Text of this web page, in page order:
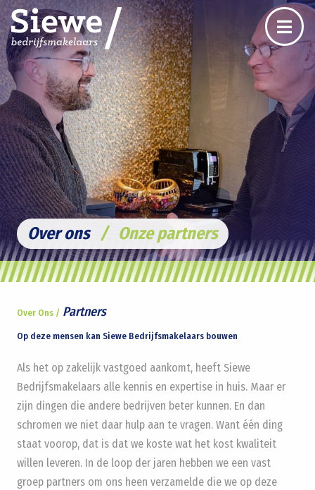
Over ons / Onze partners
Over Ons / Partners
Op deze mensen kan Siewe Bedrijfsmakelaars bouwen
Als het op zakelijk vastgoed aankomt, heeft Siewe
Bedrijfsmakelaars alle kennis en expertise in huis. Maar er
zijn dingen die andere bedrijven beter kunnen. En dan
schromen we niet daar hulp aan te vragen. Want één ding
staat voorop, dat is dat we koste wat het kost kwaliteit
willen leveren. In de loop der jaren hebben we een vast
groep partners om ons heen verzamelde die we op deze